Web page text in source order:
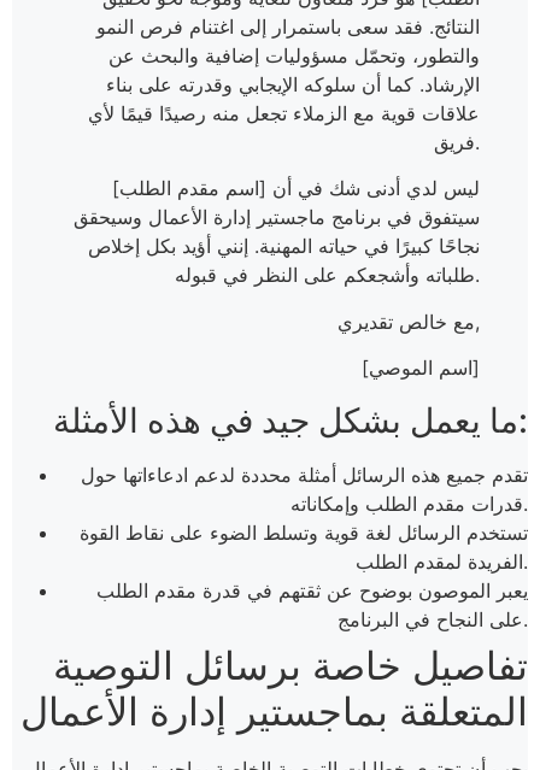
النتائج. فقد سعى باستمرار إلى اغتنام فرص النمو
والتطور، وتحمّل مسؤوليات إضافية والبحث عن
الإرشاد. كما أن سلوكه الإيجابي وقدرته على بناء
علاقات قوية مع الزملاء تجعل منه رصيدًا قيمًا لأي
فريق.
ليس لدي أدنى شك في أن [اسم مقدم الطلب]
سيتفوق في برنامج ماجستير إدارة الأعمال وسيحقق
نجاحًا كبيرًا في حياته المهنية. إنني أؤيد بكل إخلاص
طلباته وأشجعكم على النظر في قبوله.
مع خالص تقديري,
[اسم الموصي]
ما يعمل بشكل جيد في هذه الأمثلة:
تقدم جميع هذه الرسائل أمثلة محددة لدعم ادعاءاتها حول
قدرات مقدم الطلب وإمكاناته.
تستخدم الرسائل لغة قوية وتسلط الضوء على نقاط القوة
الفريدة لمقدم الطلب.
يعبر الموصون بوضوح عن ثقتهم في قدرة مقدم الطلب
على النجاح في البرنامج.
تفاصيل خاصة برسائل التوصية
المتعلقة بماجستير إدارة الأعمال